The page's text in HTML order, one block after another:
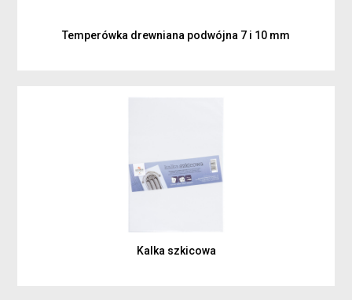
Temperówka drewniana podwójna 7 i 10 mm
Kalka szkicowa